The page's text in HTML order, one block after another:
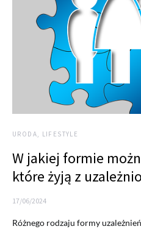
URODA, LIFESTYLE
W jakiej formie
które żyją z
17/06/2024
Różnego rodzaju formy